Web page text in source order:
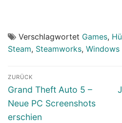
Verschlagwortet Games,
Steam, Steamworks, Windows
Beitragsnavigation
ZURÜCK
Vorheriger
Beitrag:
Grand Theft Auto 5 –
Neue PC Screenshots
erschien